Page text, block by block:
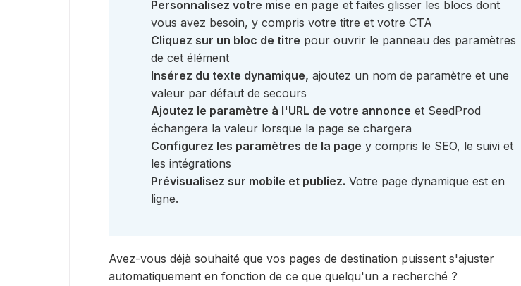
Personnalisez votre mise en page et faites glisser les blocs dont
vous avez besoin, y compris votre titre et votre CTA
Cliquez sur un bloc de titre pour ouvrir le panneau des paramètres
de cet élément
Insérez du texte dynamique, ajoutez un nom de paramètre et une
valeur par défaut de secours
Ajoutez le paramètre à l'URL de votre annonce et SeedProd
échangera la valeur lorsque la page se chargera
Configurez les paramètres de la page y compris le SEO, le suivi et
les intégrations
Prévisualisez sur mobile et publiez. Votre page dynamique est en
ligne.
Avez-vous déjà souhaité que vos pages de destination puissent s'ajuster
automatiquement en fonction de ce que quelqu'un a recherché ?